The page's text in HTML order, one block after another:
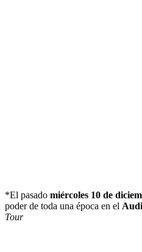
*El pasado miércoles 10 de
poder de toda una época en el
Tour